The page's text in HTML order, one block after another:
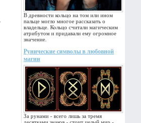
В древности кольцо на том или ином
пальце могло многое рассказать о
владельце. Кольцо считали магическим
атрибутом и придавали ему огромное
значение.
Рунические символы в любовной
магии
За рунами - всего лишь за тремя